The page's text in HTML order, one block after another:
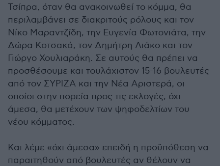
Τσίπρα, όταν θα ανακοινωθεί το κόμμα, θα
περιλαμβάνει σε διακριτούς ρόλους και τον
Νίκο Μαραντζίδη, την Ευγενία Φωτονιάτα, την
Δώρα Κοτσακά, τον Δημήτρη Λιάκο και τον
Γιώργο Χουλιαράκη. Σε αυτούς θα πρέπει να
προσθέσουμε και τουλάχιστον 15-16 βουλευτές
από τον ΣΥΡΙΖΑ και την Νέα Αριστερά, οι
οποίοι στην πορεία προς τις εκλογές, όχι
άμεσα, θα μετέχουν των ψηφοδελτίων του
νέου κόμματος.
Και λέμε «όχι άμεσα» επειδή η προϋπόθεση να
παραιτηθούν από βουλευτές αν θέλουν να